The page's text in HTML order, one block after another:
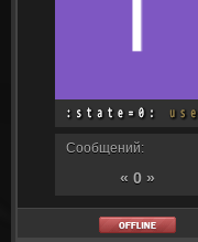
Сообщений:
« 0 »